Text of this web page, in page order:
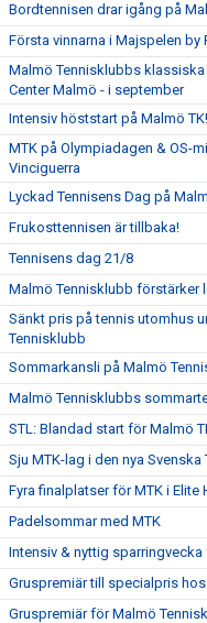
Bordtennisen drar igång på
Första vinnarna i Majspelen by
Malmö Tennisklubbs
Center Malmö - i september
Intensiv höststart på Malmö TK!
MTK på Olympiadagen & OS-
Vinciguerra
Lyckad Tennisens Dag på
Frukosttennisen är tillbaka!
Tennisens dag 21/8
Malmö Tennisklubb förstärker
Sänkt pris på tennis utomhus
Tennisklubb
Sommarkansli på Malmö
Malmö Tennisklubbs
STL: Blandad start för Malmö
Sju MTK-lag i den nya Svenska
Fyra finalplatser för MTK i Elite
Padelsommar med MTK
Intensiv & nyttig
Gruspremiär till specialpris
Gruspremiär för Malmö